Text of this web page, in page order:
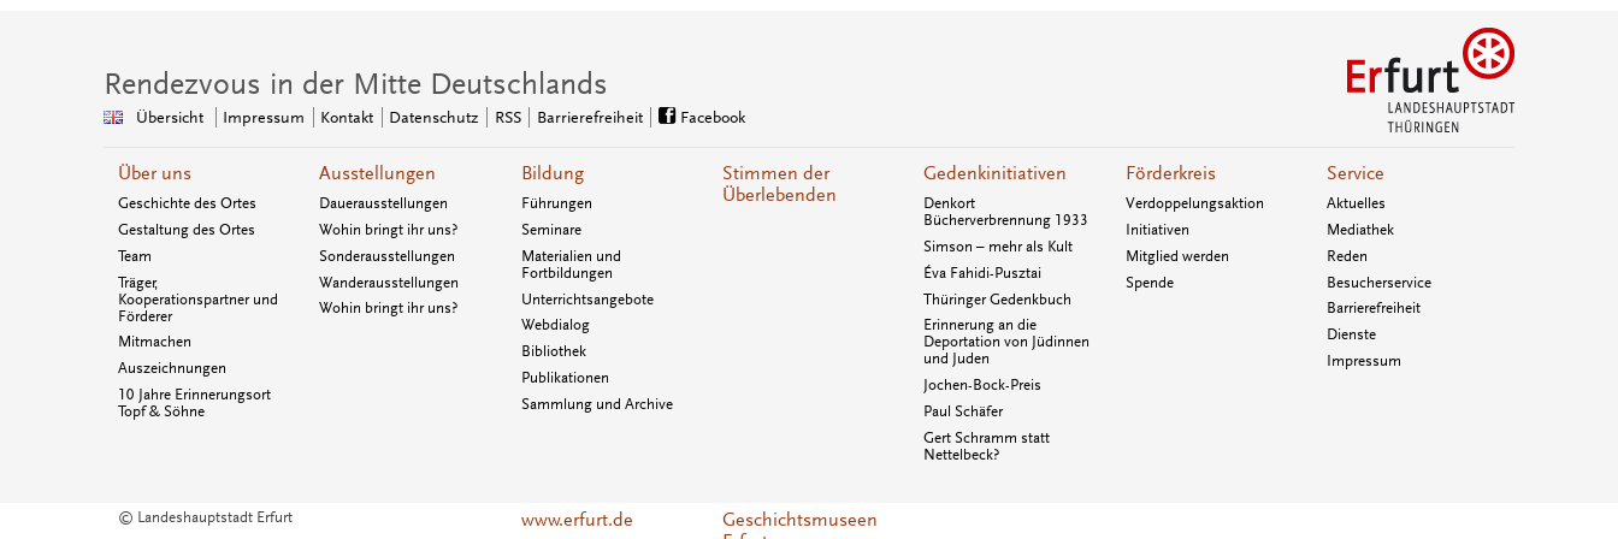
Rendezvous in der Mitte Deutschlands
Übersicht Impressum Kontakt Datenschutz RSS Barrierefreiheit Facebook
Über uns
Geschichte des Ortes
Gestaltung des Ortes
Team
Träger,
Kooperationspartner und
Förderer
Mitmachen
Auszeichnungen
10 Jahre Erinnerungsort
Topf & Söhne
Ausstellungen
Dauerausstellungen
Wohin bringt ihr uns?
Sonderausstellungen
Wanderausstellungen
Wohin bringt ihr uns?
Bildung
Führungen
Seminare
Materialien und
Fortbildungen
Unterrichtsangebote
Webdialog
Bibliothek
Publikationen
Sammlung und Archive
Stimmen der
Überlebenden
Gedenkinitiativen
Denkort
Bücherverbrennung 1933
Simson – mehr als Kult
Éva Fahidi-Pusztai
Thüringer Gedenkbuch
Erinnerung an die
Deportation von Jüdinnen
und Juden
Jochen-Bock-Preis
Paul Schäfer
Gert Schramm statt
Nettelbeck?
Förderkreis
Verdoppelungsaktion
Initiativen
Mitglied werden
Spende
Service
Aktuelles
Mediathek
Reden
Besucherservice
Barrierefreiheit
Dienste
Impressum
© Landeshauptstadt Erfurt www.erfurt.de
Geschichtsmuseen